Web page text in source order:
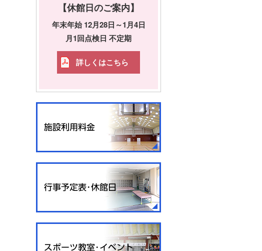
【休館日のご案内】
年末年始 12月28日～1月4日
月1回点検日 不定期
詳しくはこちら